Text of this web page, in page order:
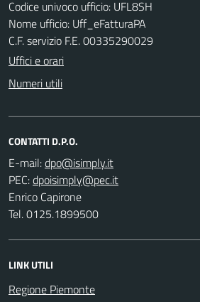
Codice univoco ufficio: UFL8SH
Nome ufficio: Uff_eFatturaPA
C.F. servizio F.E. 00335290029
Uffici e orari
Numeri utili
CONTATTI D.P.O.
E-mail:
PEC:
Enrico Capirone
Tel. 0125.1899500
LINK UTILI
Regione Piemonte